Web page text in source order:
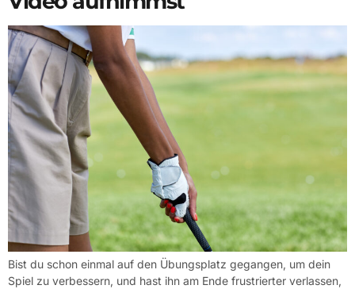
Bist du schon einmal auf den Übungsplatz gegangen, um dein
Spiel zu verbessern, und hast ihn am Ende frustrierter verlassen,